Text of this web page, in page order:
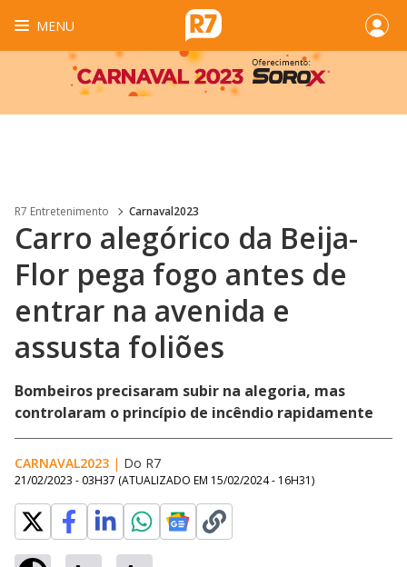
MENU
R7 Entretenimento Carnaval2023
Carro alegórico da Beija-
Flor pega fogo antes de
entrar na avenida e
assusta foliões
Bombeiros precisaram subir na alegoria, mas
controlaram o princípio de incêndio rapidamente
CARNAVAL2023 | Do R7
21/02/2023 - 03H37 (ATUALIZADO EM 15/02/2024 - 16H31)